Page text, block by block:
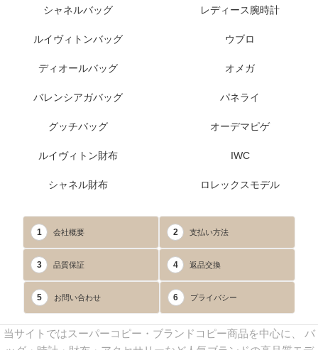
シャネルバッグ
ルイヴィトンバッグ
ディオールバッグ
バレンシアガバッグ
グッチバッグ
ルイヴィトン財布
シャネル財布
レディース腕時計
ウブロ
オメガ
パネライ
オーデマピゲ
IWC
ロレックスモデル
1 会社概要 2 支払い方法
3 品質保証 4 返品交換
5 お問い合わせ 6 プライバシー
当サイトではスーパーコピー・ブランドコピー商品を中心に、 バ